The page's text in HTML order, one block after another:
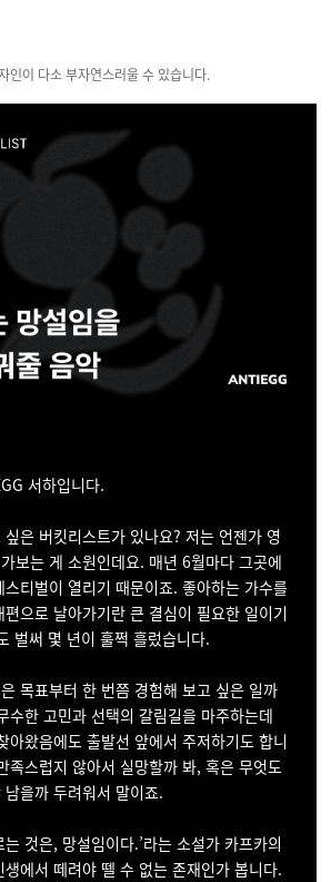
인이 다소 부자연스러울 수 있습니다.
서하입니다.
은 버킷리스트가 있나요? 저는 언젠가 영
보는 게 소원인데요. 매년 6월마다 그곳에
티벌이 열리기 때문이죠. 좋아하는 가수를
으로 날아가기란 큰 결심이 필요한 일이기
벌써 몇 년이 훌쩍 흘렀습니다.
목표부터 한 번쯤 경험해 보고 싶은 일까
수한 고민과 선택의 갈림길을 마주하는데
아왔음에도 출발선 앞에서 주저하기도 합니
족스럽지 않아서 실망할까 봐, 혹은 무엇도
을까 두려워서 말이죠.
는 것은, 망설임이다.’라는 소설가 카프카의
에서 떼려야 뗄 수 없는 존재인가 봅니다.